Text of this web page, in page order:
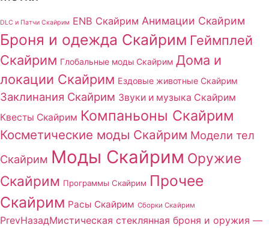
DLC и Патчи Скайрим ENB Скайрим Анимации Скайрим
Броня и одежда Скайрим Геймплей
Скайрим Глобальные моды Скайрим Дома и
локации Скайрим Ездовые животные Скайрим
Заклинания Скайрим Звуки и музыка Скайрим
Квесты Скайрим Компаньоны Скайрим
Косметические моды Скайрим Модели тел
Скайрим Моды Скайрим Оружие
Скайрим Программы Скайрим Прочее
Скайрим Расы Скайрим Сборки Скайрим
PrevНазадМистическая стеклянная броня и оружия —